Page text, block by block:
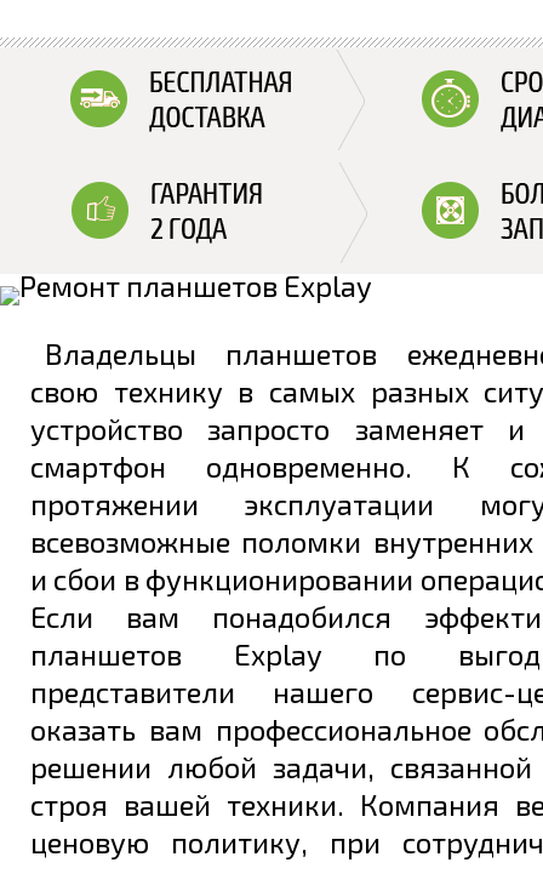
Владельцы планшетов
свою технику в самых разных
устройство запросто заменяет
смартфон одновременно. К
протяжении эксплуатации
всевозможные поломки
и сбои в функционировании
Если вам понадобился
планшетов Explay по
представители нашего сервис-
оказать вам профессиональное
решении любой задачи,
строя вашей техники. Компания
ценовую политику, при